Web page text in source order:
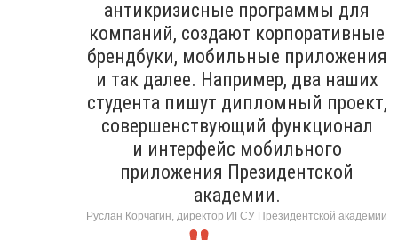
антикризисные программы для
компаний, создают корпоративные
брендбуки, мобильные приложения
и так далее. Например, два наших
студента пишут дипломный проект,
совершенствующий функционал
и интерфейс мобильного
приложения Президентской
академии.
Руслан Корчагин, директор ИГСУ Президентской академии